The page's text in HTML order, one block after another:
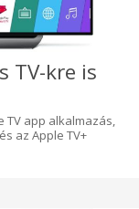
TV-kre is
TV app alkalmazás,
az Apple TV+